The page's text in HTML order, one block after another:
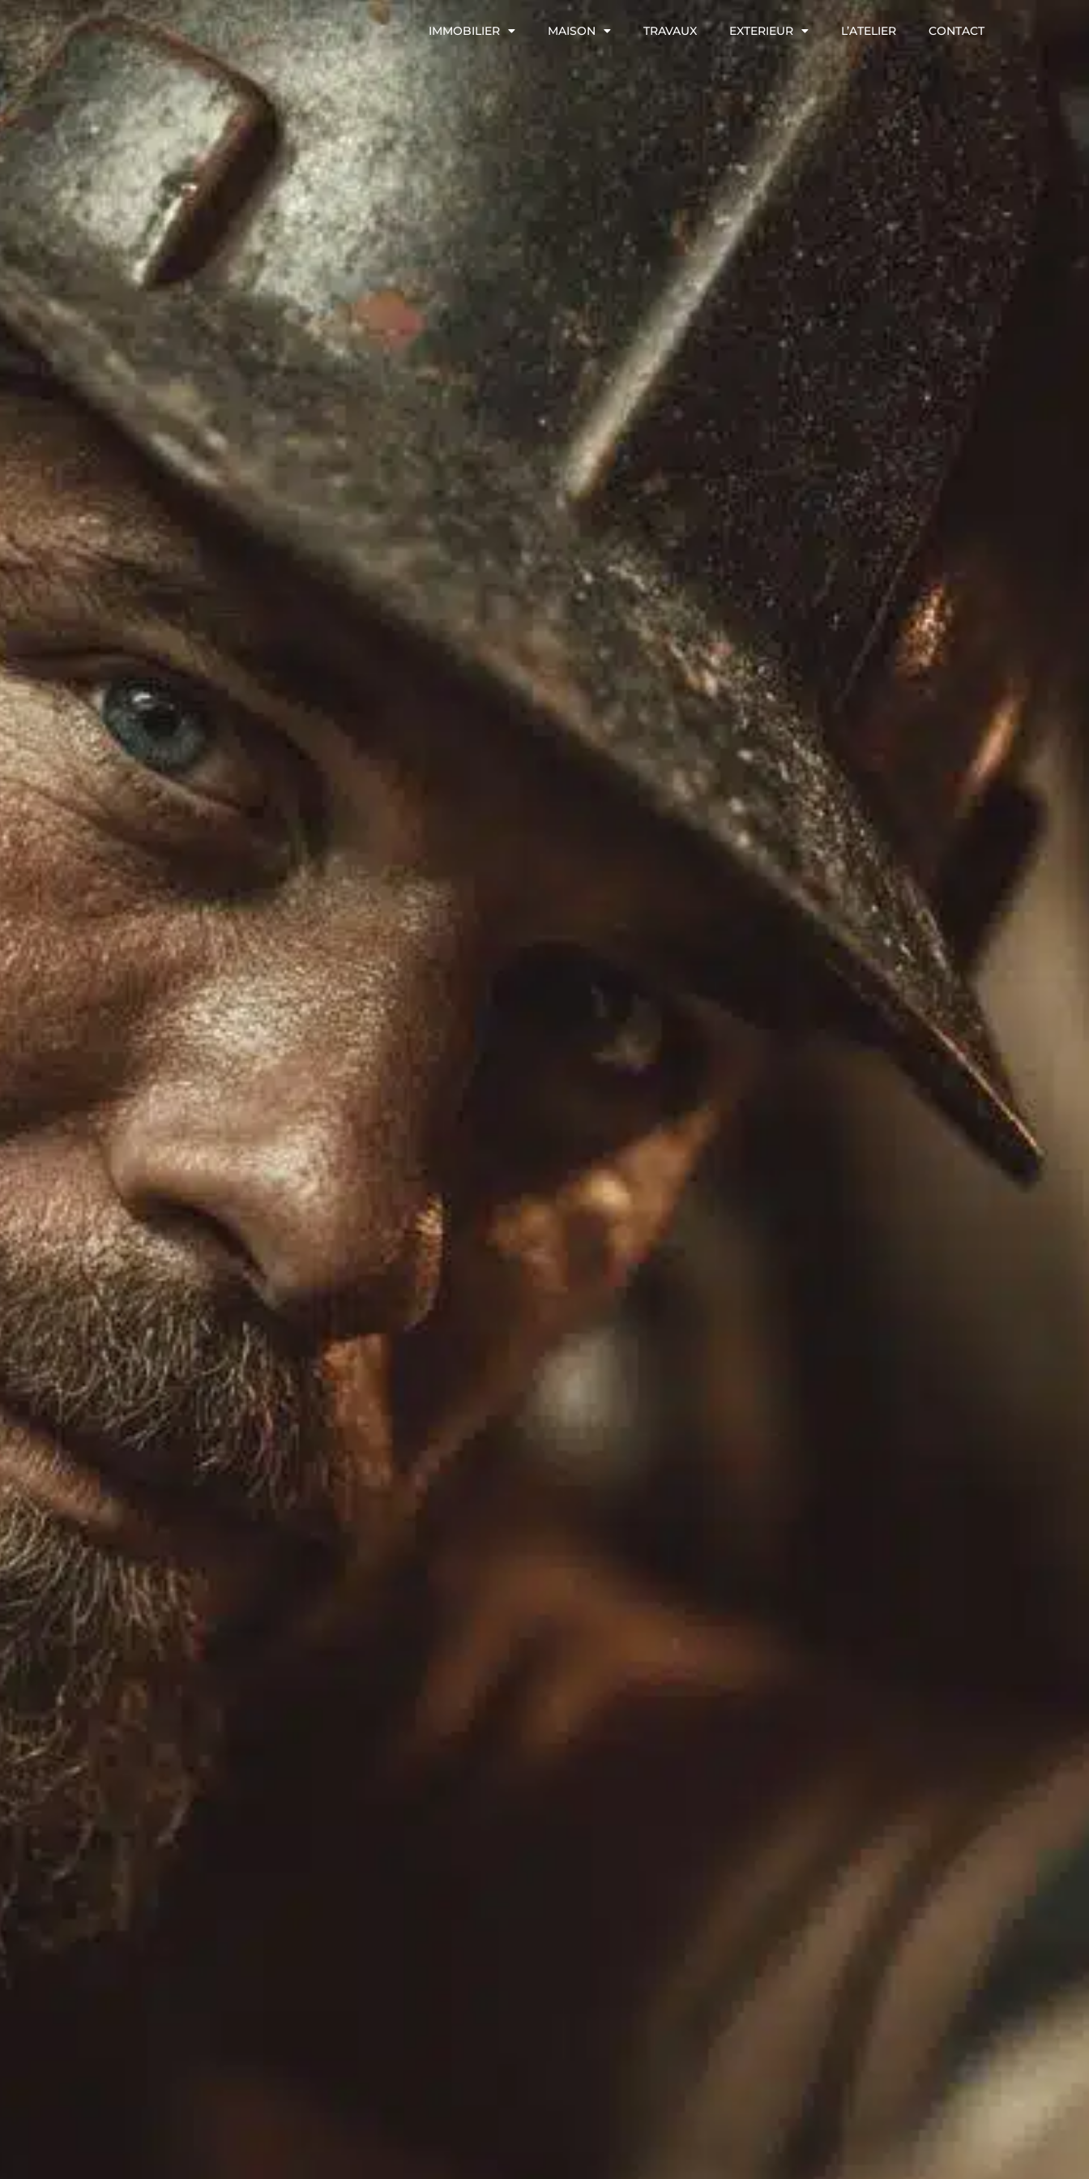
IMMOBILIER MAISON TRAVAUX EXTERIEUR L’ATELIER CONTACT